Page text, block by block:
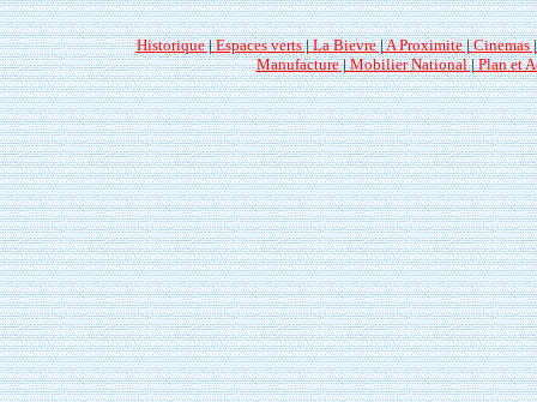
Historique|Espaces verts|La Bievre|A Proximite|Cinemas
Manufacture|Mobilier National|Plan et